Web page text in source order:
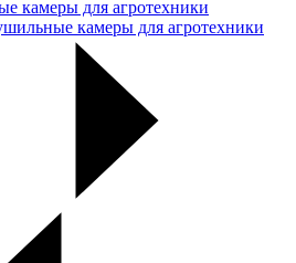
камеры для агротехники
камеры для агротехники